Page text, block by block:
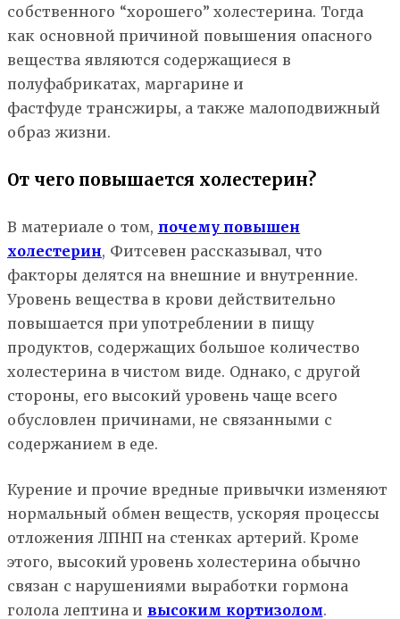
собственного “хорошего” холестерина. Тогда
как основной причиной повышения опасного
вещества являются содержащиеся в
полуфабрикатах, маргарине и
фастфуде трансжиры, а также малоподвижный
образ жизни.
От чего повышается холестерин?
В материале о том, почему повышен
холестерин, Фитсевен рассказывал, что
факторы делятся на внешние и внутренние.
Уровень вещества в крови действительно
повышается при употреблении в пищу
продуктов, содержащих большое количество
холестерина в чистом виде. Однако, с другой
стороны, его высокий уровень чаще всего
обусловлен причинами, не связанными с
содержанием в еде.
Курение и прочие вредные привычки изменяют
нормальный обмен веществ, ускоряя процессы
отложения ЛПНП на стенках артерий. Кроме
этого, высокий уровень холестерина обычно
связан с нарушениями выработки гормона
голола лептина и высоким кортизолом.